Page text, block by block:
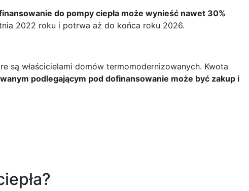
do pompy ciepła może wynieść nawet 30%
2022 roku i potrwa aż do końca roku 2026.
są właścicielami domów termomodernizowanych. Kwota
podlegającym pod dofinansowanie może być zakup i